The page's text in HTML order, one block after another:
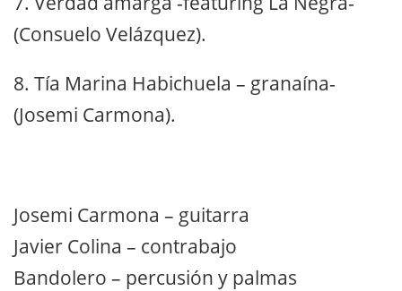
(Consuelo Velázquez).
8. Tía Marina Habichuela – granaína-
(Josemi Carmona).
Josemi Carmona – guitarra
Javier Colina – contrabajo
Bandolero – percusión y palmas